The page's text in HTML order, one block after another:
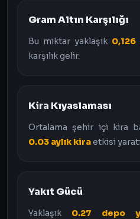
Gram Altın Karşılığı
Bu miktar yaklaşık 0,126
karşılık gelir.
Kira Kıyaslaması
Ortalama şehir içi kira
0.03 aylık kiraetkisi
Yakıt Gücü
Yaklaşık 0.27 depo